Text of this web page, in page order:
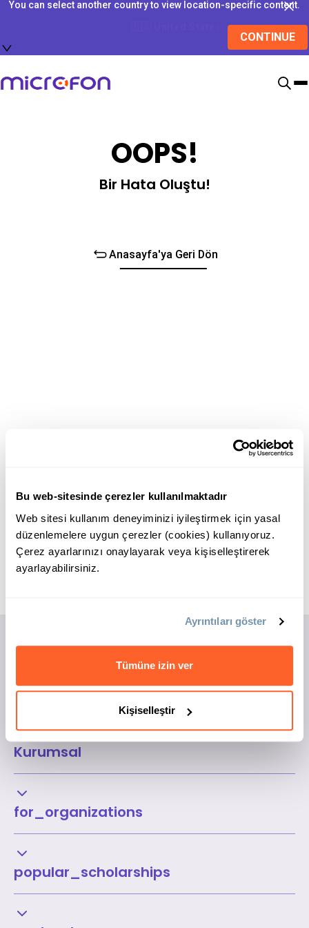
Bu web-sitesinde çerezler kullanılmaktadır
Web sitesi kullanım deneyiminizi iyileştirmek için yasal
düzenlemelere uygun çerezler (cookies) kullanıyoruz.
Çerez ayarlarınızı onaylayarak veya kişiselleştirerek
ayarlayabilirsiniz.
Ayrıntıları göster
Tümüne izin ver
Kişiselleştir
You can select another country to view location-specific content.
CONTINUE
OOPS!
Bir Hata Oluştu!
Anasayfa'ya Geri Dön
Kurumsal
for_organizations
popular_scholarships